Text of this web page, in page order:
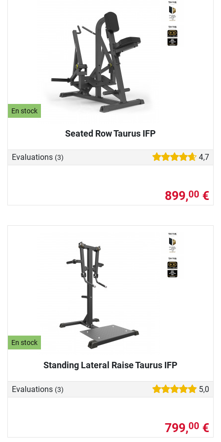
En stock
Seated Row Taurus IFP
Evaluations (3) 4,7
899,00 €
En stock
Standing Lateral Raise Taurus IFP
Evaluations (3) 5,0
799,00 €